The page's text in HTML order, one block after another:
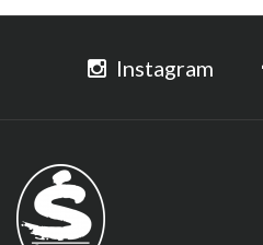
Instagram